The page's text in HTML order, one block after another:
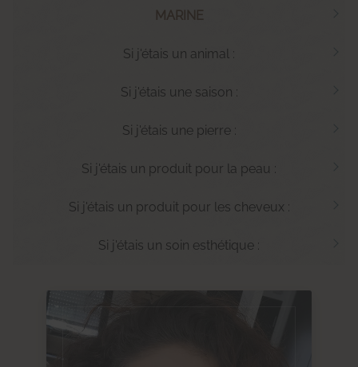
MARINE
Si j'étais un animal :
Si j'étais une saison :
Si j'étais une pierre :
Si j'étais un produit pour la peau :
Si j'étais un produit pour les cheveux :
Si j'étais un soin esthétique :